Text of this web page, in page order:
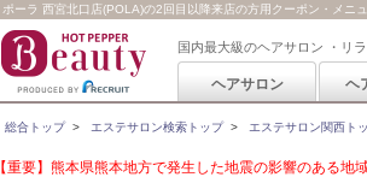
ポーラ 西宮北口店(POLA)の2回目以降来店の方用クーポン・メニ
国内最大級のヘアサロン ・リ
ヘアサロン ヘ
総合トップ> エステサロン検索トップ> エステサロン関西ト
【重要】熊本県熊本地方で発生した地震の影響のある地